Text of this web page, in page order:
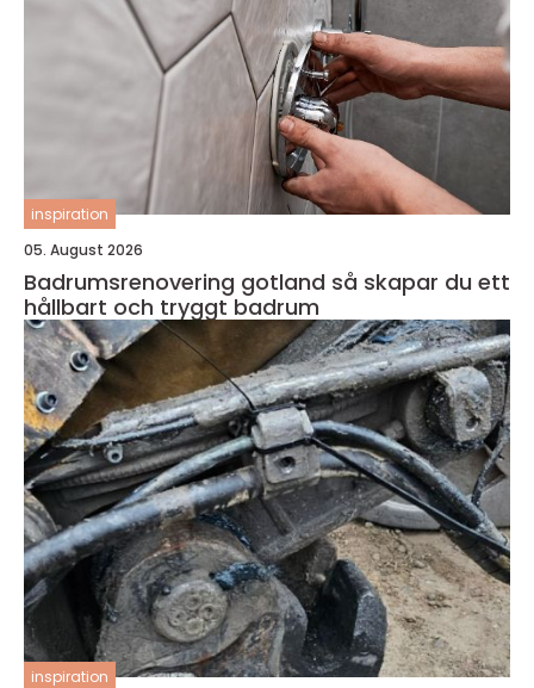
inspiration
05. August 2026
Badrumsrenovering gotland så skapar du ett
hållbart och tryggt badrum
inspiration